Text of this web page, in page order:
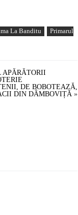
La Banditu
Primarul
APĂRĂTORII
DE BOBOTEAZĂ,
DIN DÂMBOVIȚĂ »